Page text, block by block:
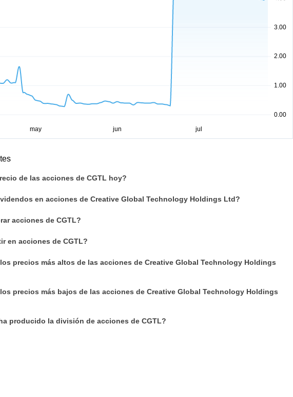
de las acciones de CGTL hoy?
en acciones de Creative Global Technology Holdings Ltd?
acciones de CGTL?
en acciones de CGTL?
precios más altos de las acciones de Creative Global Technology Holdings
precios más bajos de las acciones de Creative Global Technology Holdings
producido la división de acciones de CGTL?